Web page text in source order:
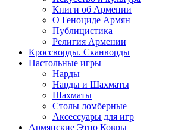
Книги об Армении
О Геноциде Армян
Публицистика
Религия Армении
Кроссворды. Сканворды
Настольные игры
Нарды
Нарды и Шахматы
Шахматы
Столы ломберные
Аксессуары для игр
Армянские Этно Ковры